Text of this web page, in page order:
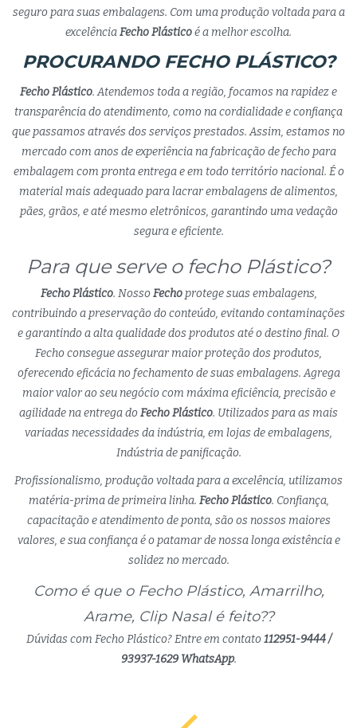
seguro para suas embalagens. Com uma produção voltada para a
excelênciaFecho Plásticoé a melhor escolha.
PROCURANDO FECHO PLÁSTICO?
Fecho Plástico. Atendemos toda a região, focamos na rapidez e
transparência do atendimento, como na cordialidade e confiança
que passamos através dos serviços prestados. Assim, estamos no
mercado com anos de experiência na fabricação de fecho para
embalagem com pronta entrega e em todo território nacional. É o
material mais adequado para lacrar embalagens de alimentos,
pães, grãos, e até mesmo eletrônicos, garantindo uma vedação
segura e eficiente.
Para que serve o fecho Plástico?
Fecho Plástico. Nosso Fechoprotege suas embalagens,
contribuindo a preservação do conteúdo, evitando contaminações
e garantindo a alta qualidade dos produtos até o destino final. O
Fecho consegue assegurar maior proteção dos produtos,
oferecendo eficácia no fechamento de suas embalagens. Agrega
maior valor ao seu negócio com máxima eficiência, precisão e
agilidade na entrega do Fecho Plástico. Utilizados para as mais
variadas necessidades da indústria, em lojas de embalagens,
Indústria de panificação.
Profissionalismo, produção voltada para a excelência, utilizamos
matéria-prima de primeira linha. Fecho Plástico. Confiança,
capacitação e atendimento de ponta, são os nossos maiores
valores, e sua confiança é o patamar de nossa longa existência e
solidez no mercado.
Como é que o Fecho Plástico, Amarrilho,
Arame, Clip Nasal é feito??
Dúvidas com Fecho Plástico? Entre em contato 112951-9444 /
93937-1629 WhatsApp.